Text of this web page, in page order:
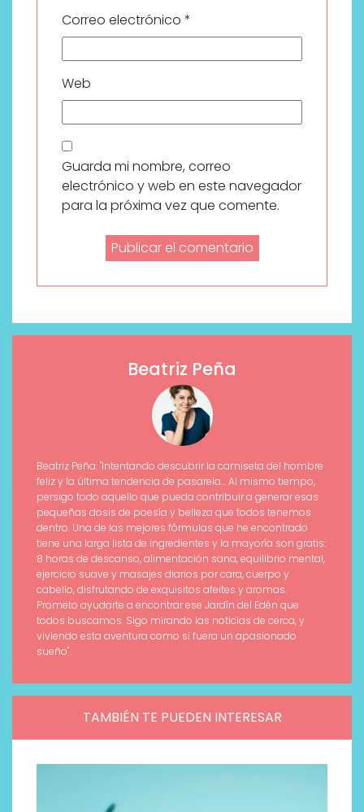
Correo electrónico *
Web
Guarda mi nombre, correo
electrónico y web en este navegador
para la próxima vez que comente.
Beatriz Peña
Beatriz Peña: "Intentando descubrir la camiseta del hombre
feliz y la última tendencia de pasarela... Al mismo tiempo,
persigo todo aquello que pueda contribuir a generar esas
pequeñas dosis de poesía y belleza que todos tenemos
dentro. Una de las mejores fórmulas que he encontrado
tiene una larga lista de ingredientes y la mayoría son gratis:
8 horas de descanso, alimentación sana, equilibrio mental,
ejercicio suave y masajes diarios por cara, cuerpo y
cabello, disfrutando de exquisitos afeites y aromas.
Prometo ayudarte a encontrar ese Jardín del Edén que
todos buscamos. Sigo mirando las noticias de cerca, y
viviendo esta aventura como si fuera un apasionado
sueño".
TAMBIÉN TE PUEDEN INTERESAR